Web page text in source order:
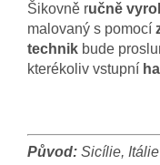
Šikovně ručně
malovaný s pomocí
technik bude
kterékoliv vstupní
Původ: Sicílie, Itálie